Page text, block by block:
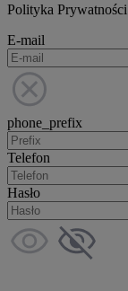
Polityka
E-mail
phone_prefix
Telefon
Hasło